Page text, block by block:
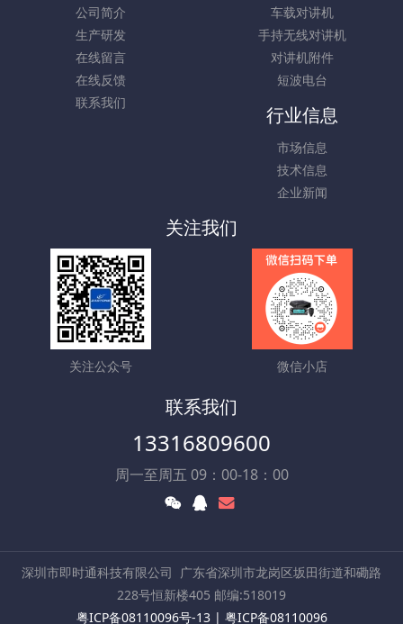
公司简介
生产研发
在线留言
在线反馈
联系我们
车载对讲机
手持无线对讲机
对讲机附件
短波电台
行业信息
市场信息
技术信息
企业新闻
关注我们
关注公众号 微信小店
联系我们
13316809600
周一至周五 09：00-18：00
深圳市即时通科技有限公司 广东省深圳市龙岗区坂田街道和磡路
228号恒新楼405 邮编:518019
粤ICP备08110096号-13| 粤ICP备08110096